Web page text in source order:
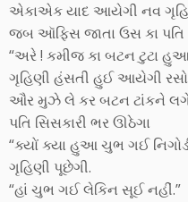
એકાએક યાદ આયેગી નવ
જબ ઑફિસ જાતા ઉસ કા
“અરે ! કમીજ કા બટન ટુટા
ગૃહિણી હંસતી હુઈ આયેગી
ઔર મુઝે લે કર બટન ટાંકને
પતિ સિસકારી ભર ઊઠેગા
“ક્યોં ક્યા હુઆ ચુભ ગઈ
ગૃહિણી પૂછેગી.
“હાં ચુભ ગઈ લેકિન સૂઈ નહીં.”